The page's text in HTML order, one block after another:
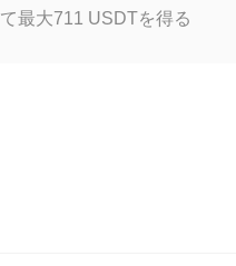
最大711 USDTを得る